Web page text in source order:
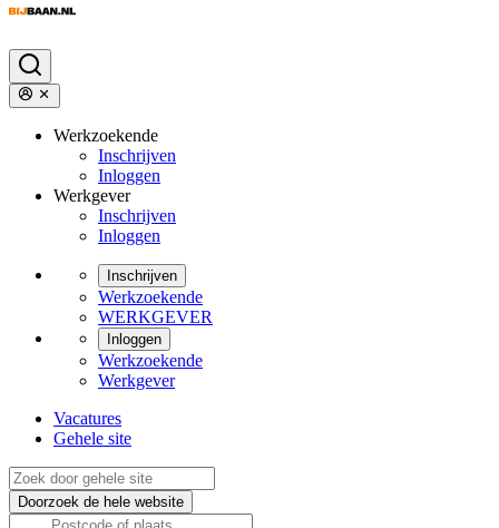
Werkzoekende
Inschrijven
Inloggen
Werkgever
Inschrijven
Inloggen
Inschrijven
Werkzoekende
WERKGEVER
Inloggen
Werkzoekende
Werkgever
Vacatures
Gehele site